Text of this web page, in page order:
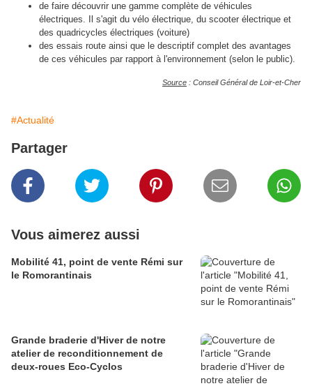
de faire découvrir une gamme complète de véhicules
électriques. Il s'agit du vélo électrique, du scooter électrique et
des quadricycles électriques (voiture)
des essais route ainsi que le descriptif complet des avantages
de ces véhicules par rapport à l'environnement (selon le public).
Source : Conseil Général de Loir-et-Cher
#Actualité
Partager
Vous aimerez aussi
Mobilité 41, point de vente Rémi sur
le Romorantinais
Grande braderie d'Hiver de notre
atelier de reconditionnement de
deux-roues Eco-Cyclos